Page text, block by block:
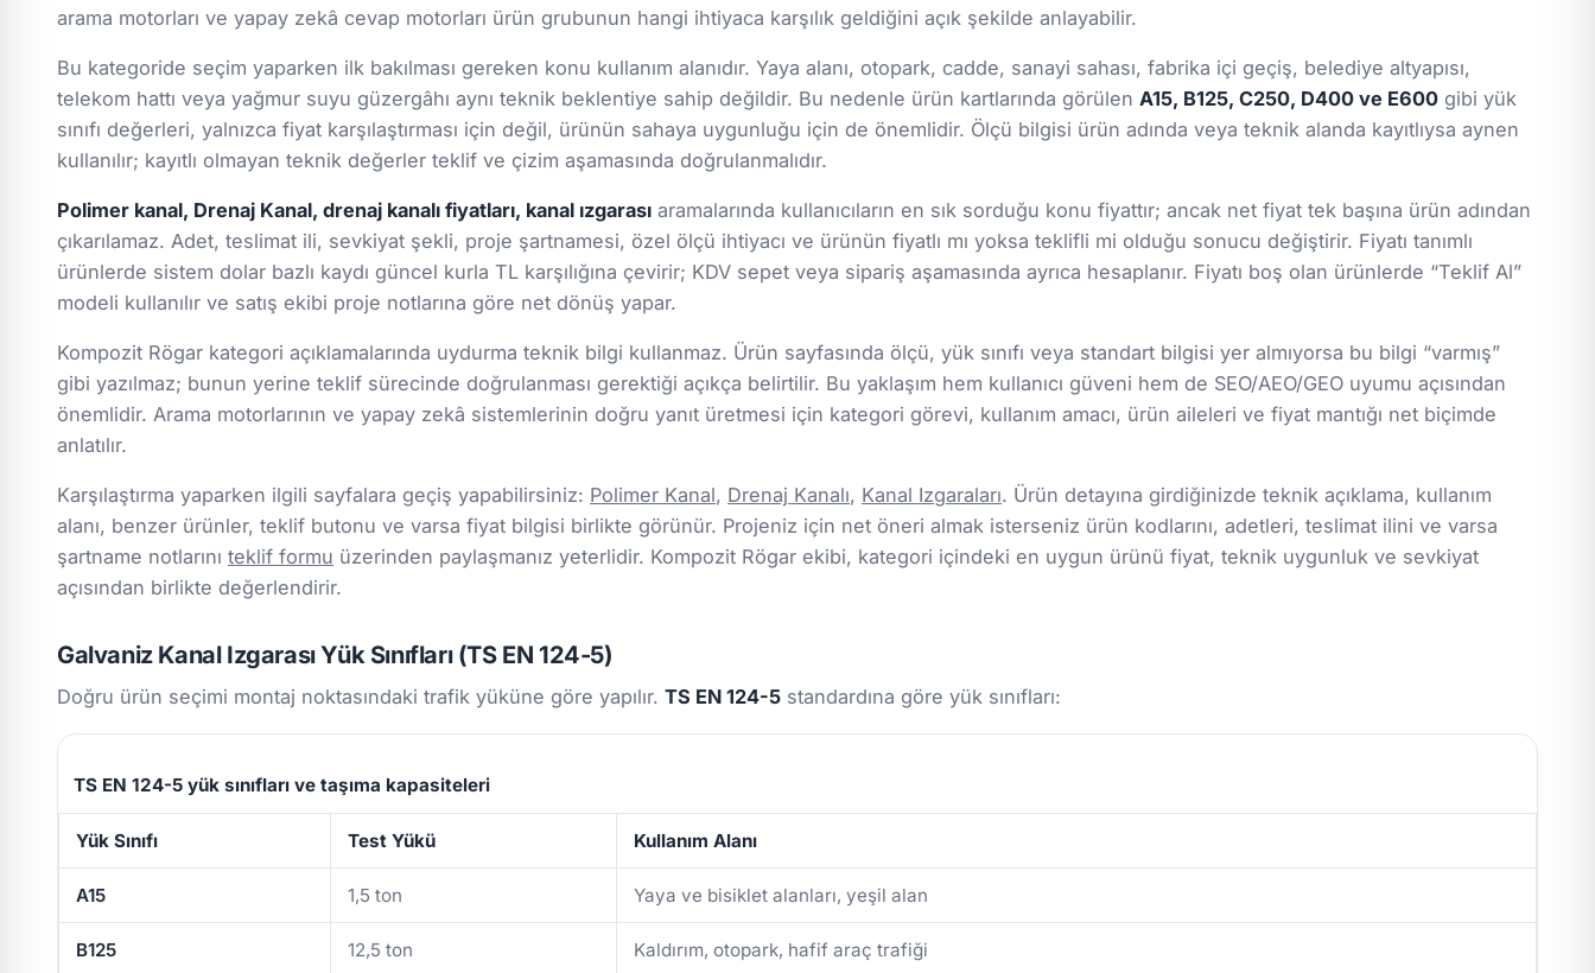
arama motorları ve yapay zekâ cevap motorları ürün grubunun hangi ihtiyaca karşılık geldiğini açık şekilde anlayabilir.
Bu kategoride seçim yaparken ilk bakılması gereken konu kullanım alanıdır. Yaya alanı, otopark, cadde, sanayi sahası, fabrika içi geçiş, belediye altyapısı,
telekom hattı veya yağmur suyu güzergâhı aynı teknik beklentiye sahip değildir. Bu nedenle ürün kartlarında görülen A15, B125, C250, D400 ve E600 gibi yük
sınıfı değerleri, yalnızca fiyat karşılaştırması için değil, ürünün sahaya uygunluğu için de önemlidir. Ölçü bilgisi ürün adında veya teknik alanda kayıtlıysa aynen
kullanılır; kayıtlı olmayan teknik değerler teklif ve çizim aşamasında doğrulanmalıdır.
Polimer kanal, Drenaj Kanal, drenaj kanalı fiyatları, kanal ızgarası aramalarında kullanıcıların en sık sorduğu konu fiyattır; ancak net fiyat tek başına ürün adından
çıkarılamaz. Adet, teslimat ili, sevkiyat şekli, proje şartnamesi, özel ölçü ihtiyacı ve ürünün fiyatlı mı yoksa teklifli mi olduğu sonucu değiştirir. Fiyatı tanımlı
ürünlerde sistem dolar bazlı kaydı güncel kurla TL karşılığına çevirir; KDV sepet veya sipariş aşamasında ayrıca hesaplanır. Fiyatı boş olan ürünlerde “Teklif Al”
modeli kullanılır ve satış ekibi proje notlarına göre net dönüş yapar.
Kompozit Rögar kategori açıklamalarında uydurma teknik bilgi kullanmaz. Ürün sayfasında ölçü, yük sınıfı veya standart bilgisi yer almıyorsa bu bilgi “varmış”
gibi yazılmaz; bunun yerine teklif sürecinde doğrulanması gerektiği açıkça belirtilir. Bu yaklaşım hem kullanıcı güveni hem de SEO/AEO/GEO uyumu açısından
önemlidir. Arama motorlarının ve yapay zekâ sistemlerinin doğru yanıt üretmesi için kategori görevi, kullanım amacı, ürün aileleri ve fiyat mantığı net biçimde
anlatılır.
Karşılaştırma yaparken ilgili sayfalara geçiş yapabilirsiniz: Polimer Kanal, Drenaj Kanalı, Kanal Izgaraları. Ürün detayına girdiğinizde teknik açıklama, kullanım
alanı, benzer ürünler, teklif butonu ve varsa fiyat bilgisi birlikte görünür. Projeniz için net öneri almak isterseniz ürün kodlarını, adetleri, teslimat ilini ve varsa
şartname notlarını teklif formu üzerinden paylaşmanız yeterlidir. Kompozit Rögar ekibi, kategori içindeki en uygun ürünü fiyat, teknik uygunluk ve sevkiyat
açısından birlikte değerlendirir.
Galvaniz Kanal Izgarası Yük Sınıfları (TS EN 124-5)
Doğru ürün seçimi montaj noktasındaki trafik yüküne göre yapılır. TS EN 124-5 standardına göre yük sınıfları:
TS EN 124-5 yük sınıfları ve taşıma kapasiteleri
Yük Sınıfı Test Yükü Kullanım Alanı
A15 1,5 ton Yaya ve bisiklet alanları, yeşil alan
B125 12,5 ton Kaldırım, otopark, hafif araç trafiği